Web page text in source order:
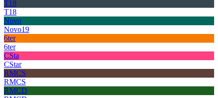
T18
T18
Novo
Novo19
6ter
6ter
CSta
CStar
RMCS
RMCS
RMCD